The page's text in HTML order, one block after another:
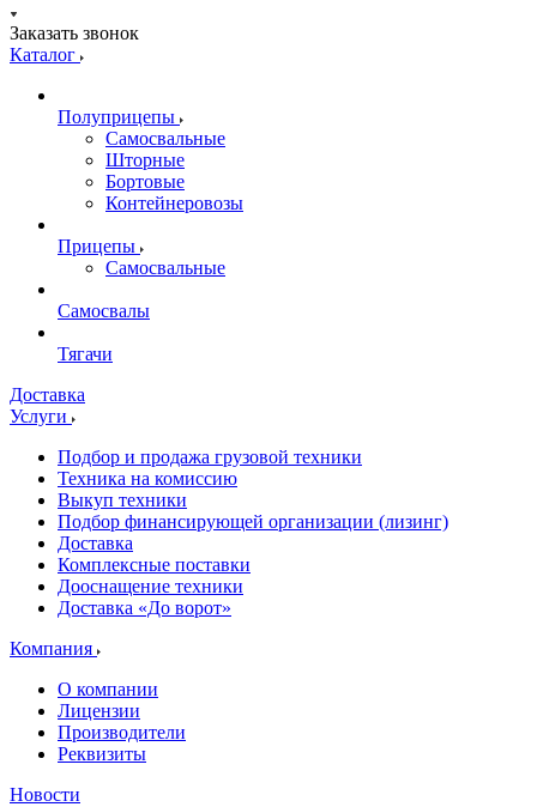
Заказать звонок
Каталог
Полуприцепы
Самосвальные
Шторные
Бортовые
Контейнеровозы
Прицепы
Самосвальные
Самосвалы
Тягачи
Доставка
Услуги
Подбор и продажа грузовой техники
Техника на комиссию
Выкуп техники
Подбор финансирующей организации (лизинг)
Доставка
Комплексные поставки
Дооснащение техники
Доставка «До ворот»
Компания
О компании
Лицензии
Производители
Реквизиты
Новости